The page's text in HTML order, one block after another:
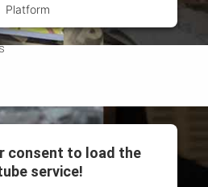
Platform
consent to load the
service!